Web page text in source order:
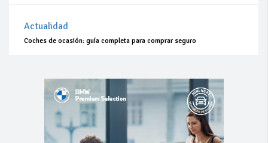
Actualidad
Coches de ocasión: guía completa para comprar seguro